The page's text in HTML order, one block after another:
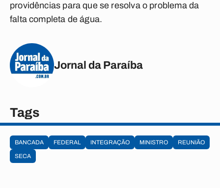
providências para que se resolva o problema da
falta completa de água.
Jornal da Paraíba
Tags
BANCADA FEDERAL INTEGRAÇÃO MINISTRO
REUNIÃO
SECA